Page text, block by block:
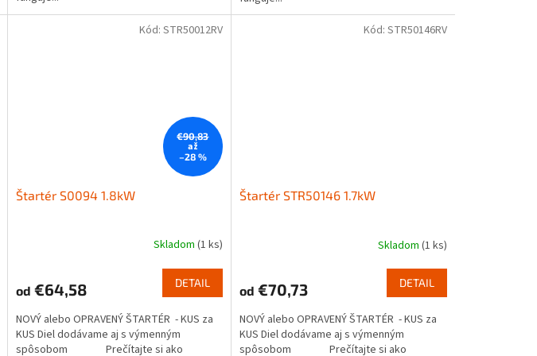
€90,83
až
–28 %
Štartér S0094 1.8kW
Skladom (1 ks)
od €64,58 DETAIL
NOVÝ alebo OPRAVENÝ ŠTARTÉR - KUS za
KUS Diel dodávame aj s výmenným
spôsobom Prečítajte si ako
Kód: STR50012RV
Štartér STR50146 1.7kW
Skladom (1 ks)
od €70,73 DETAIL
NOVÝ alebo OPRAVENÝ ŠTARTÉR - KUS za
KUS Diel dodávame aj s výmenným
spôsobom Prečítajte si ako
Kód: STR50146RV